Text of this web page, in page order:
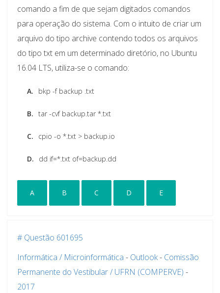
comando a fim de que sejam digitados comandos
para operação do sistema. Com o intuito de criar um
arquivo do tipo archive contendo todos os arquivos
do tipo txt em um determinado diretório, no Ubuntu
16.04 LTS, utiliza-se o comando:
A. bkp -f backup .txt
B. tar -cvf backup.tar *.txt
C. cpio -o *.txt > backup.io
D. dd if=*.txt of=backup.dd
A B C D E
# Questão 601695
Informática / Microinformática - Outlook- Comissão
Permanente do Vestibular / UFRN (COMPERVE) -
2017